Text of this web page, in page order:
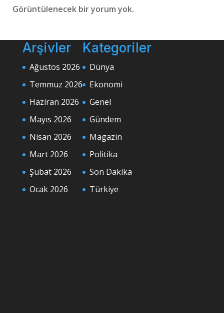
Görüntülenecek bir yorum yok.
Arşivler
Ağustos 2026
Temmuz 2026
Haziran 2026
Mayıs 2026
Nisan 2026
Mart 2026
Şubat 2026
Ocak 2026
Kategoriler
Dünya
Ekonomi
Genel
Gündem
Magazin
Politika
Son Dakika
Türkiye